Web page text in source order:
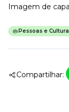
Imagem de
Pessoas e Cultura
Compartilhar: